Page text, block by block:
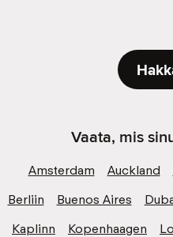
Vaata, mis
Amsterdam Auckland
Berliin
Buenos Aires
Kaplinn
Kopenhaagen